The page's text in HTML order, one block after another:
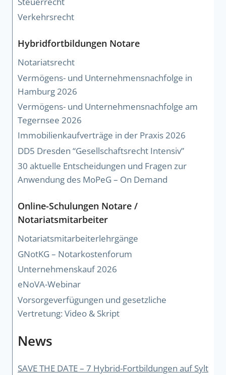
Verkehrsrecht
Hybridfortbildungen Notare
Notariatsrecht
Vermögens- und Unternehmensnachfolge in
Hamburg 2026
Vermögens- und Unternehmensnachfolge am
Tegernsee 2026
Immobilienkaufverträge in der Praxis 2026
DD5 Dresden “Gesellschaftsrecht Intensiv”
30 aktuelle Entscheidungen und Fragen zur
Anwendung des MoPeG – On Demand
Online-Schulungen Notare /
Notariatsmitarbeiter
Notariatsmitarbeiterlehrgänge
GNotKG – Notarkostenforum
Unternehmenskauf 2026
eNoVA-Webinar
Vorsorgeverfügungen und gesetzliche
Vertretung: Video & Skript
News
SAVE THE DATE – 7 Hybrid-Fortbildungen auf Sylt